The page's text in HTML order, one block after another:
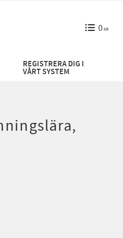
0KR
REGISTRERA DIG I
VÅRT SYSTEM